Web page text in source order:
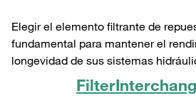
Elegir el elemento filtrante de
fundamental para mantener el
longevidad de sus sistemas